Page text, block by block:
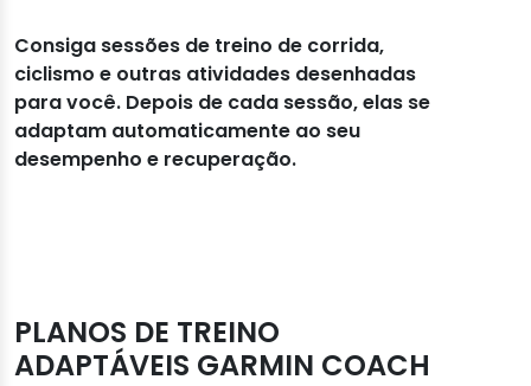
Consiga sessões de treino de corrida,
ciclismo e outras atividades desenhadas
para você. Depois de cada sessão, elas se
adaptam automaticamente ao seu
desempenho e recuperação.
PLANOS DE TREINO
ADAPTÁVEIS GARMIN COACH